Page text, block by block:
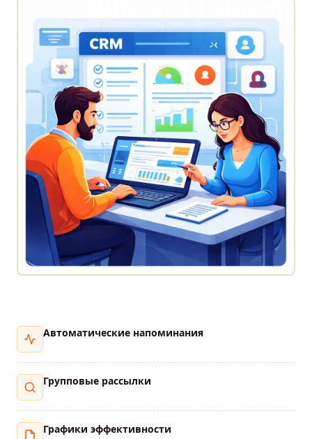
Автоматические напоминания
Групповые рассылки
Графики эффективности